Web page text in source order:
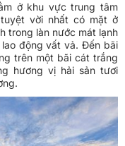
ở khu vực trung tâm
vời nhất có mặt ở
trong làn nước mát lạnh
động vất vả. Đến bãi
trên một bãi cát trắng
hương vị hải sản tươi